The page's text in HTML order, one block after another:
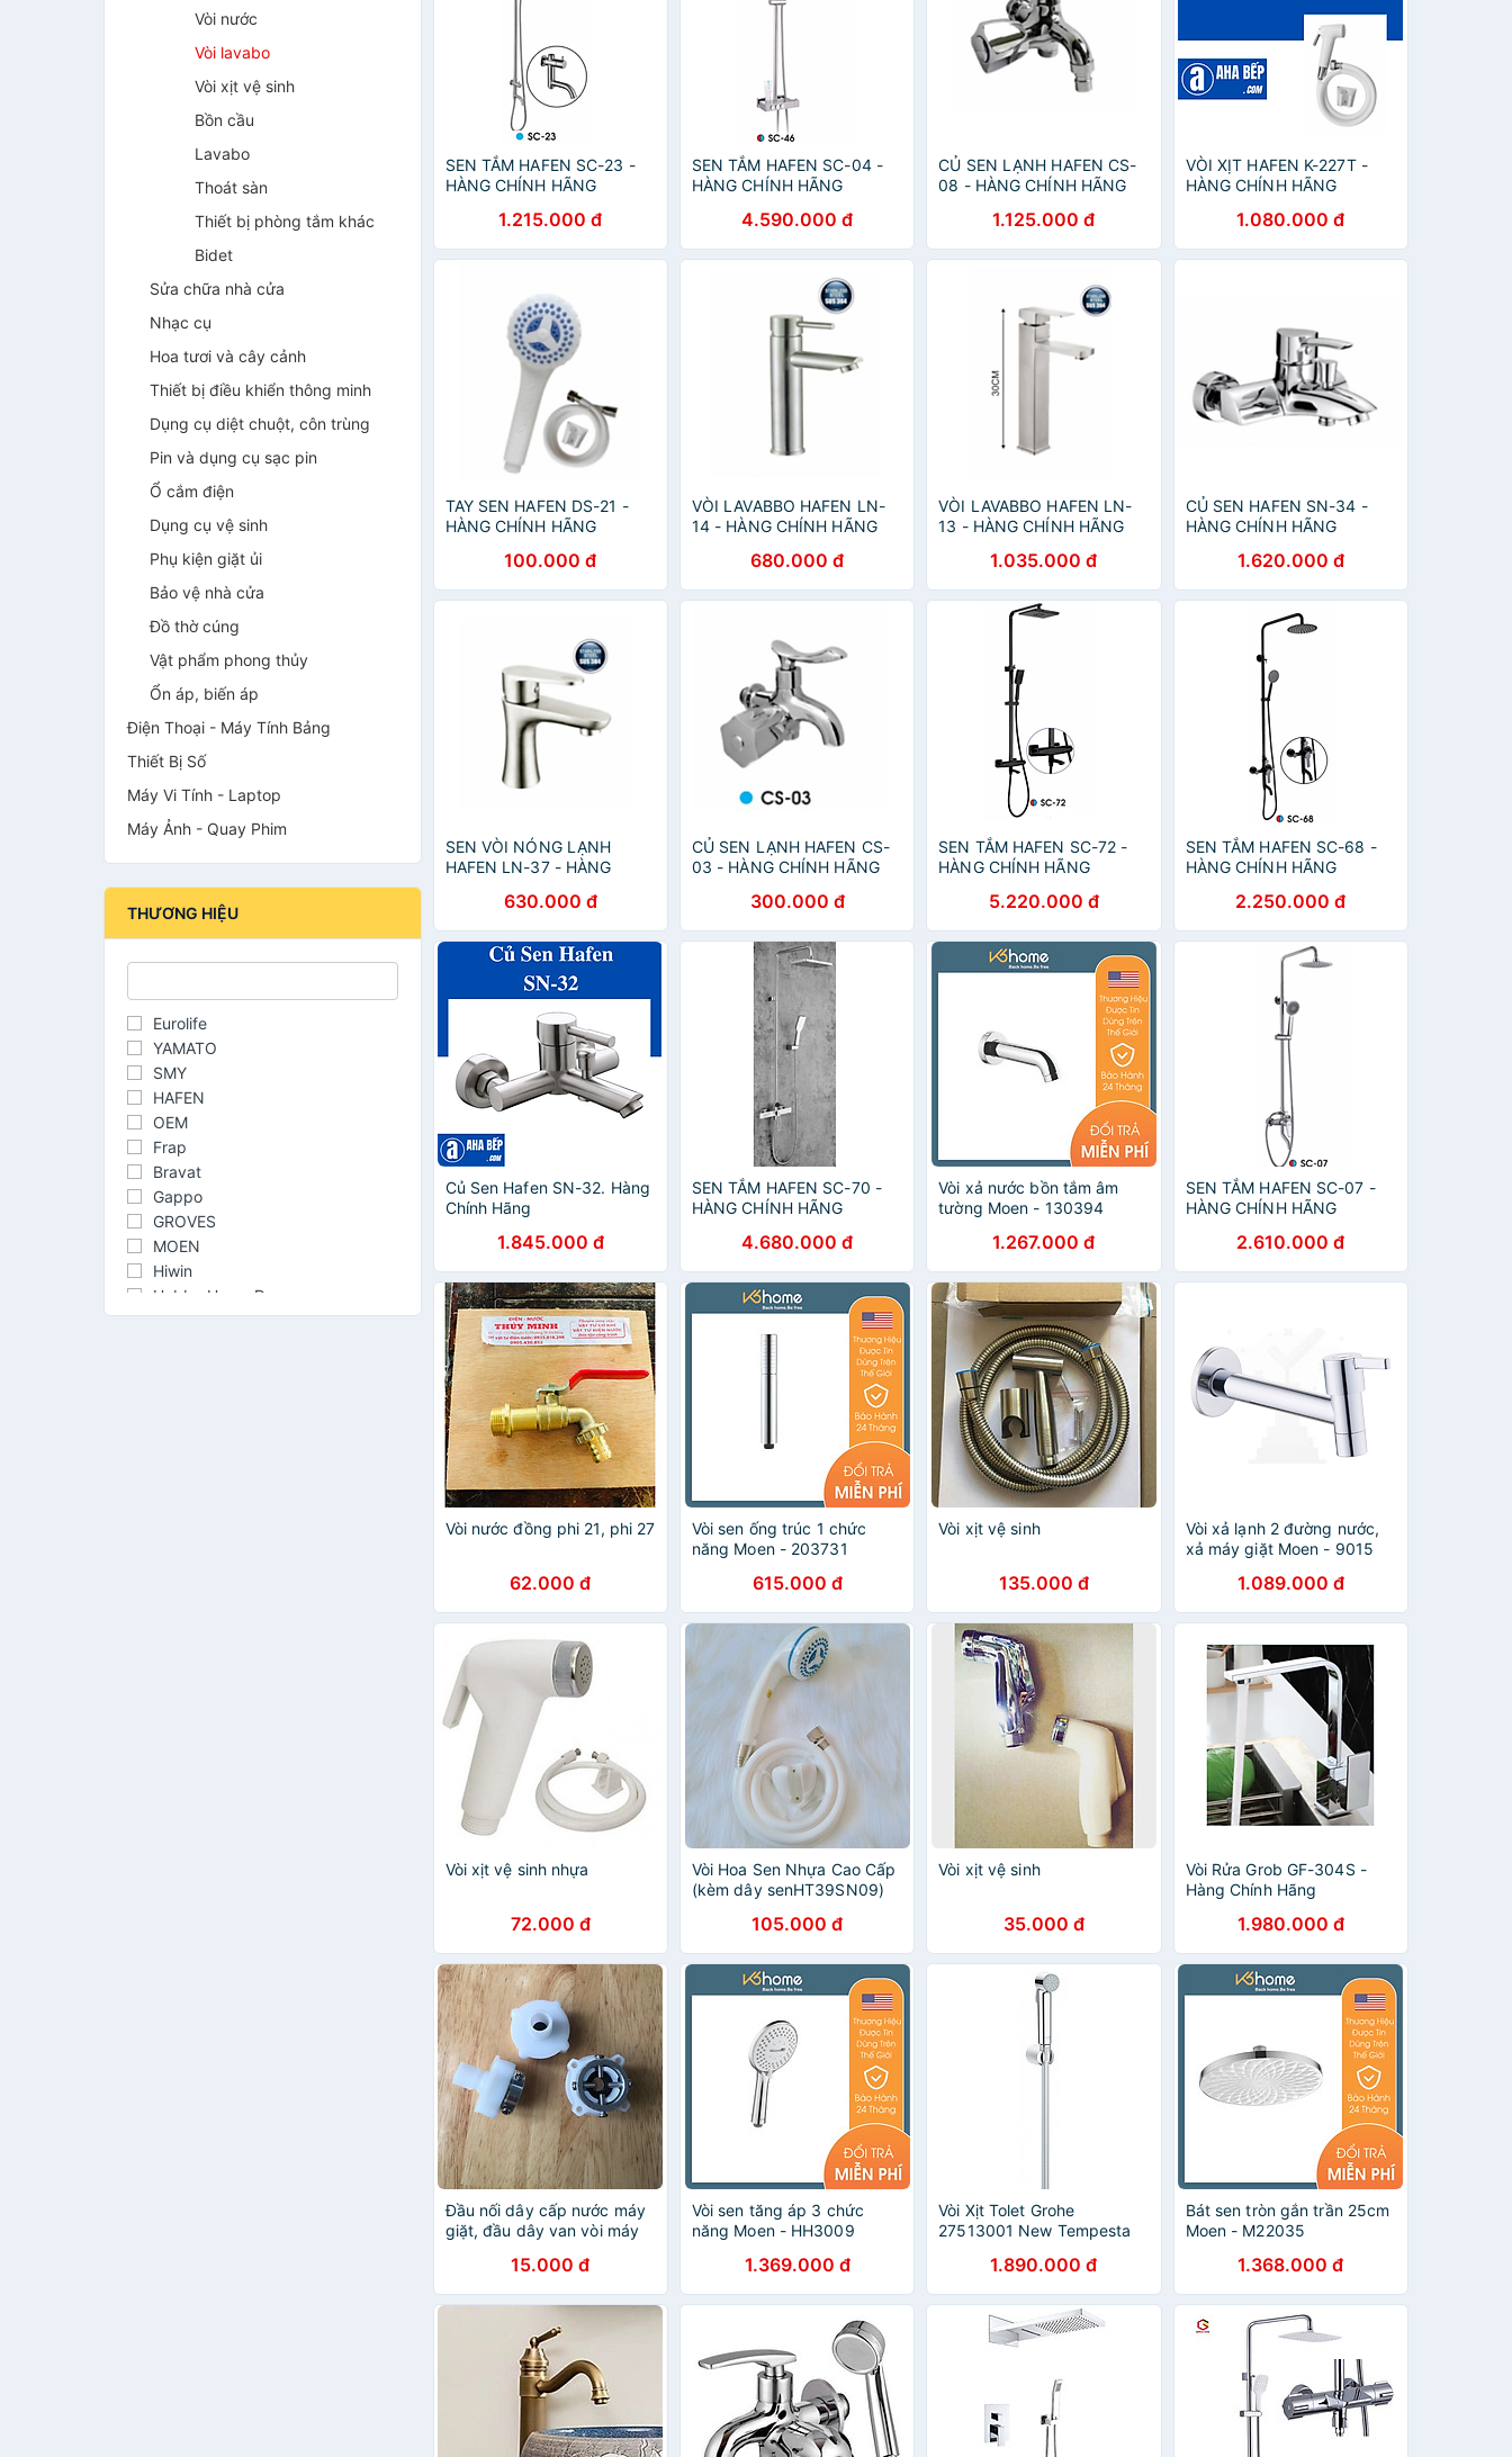
Vòi nước
Vòi lavabo
Vòi xịt vệ sinh
Bồn cầu
Lavabo
Thoát sàn
Thiết bị phòng tắm khác
Bidet
Sửa chữa nhà cửa
Nhạc cụ
Hoa tươi và cây cảnh
Thiết bị điều khiển thông minh
Dụng cụ diệt chuột, côn trùng
Pin và dụng cụ sạc pin
Ổ cắm điện
Dụng cụ vệ sinh
Phụ kiện giặt ủi
Bảo vệ nhà cửa
Đồ thờ cúng
Vật phẩm phong thủy
Ổn áp, biến áp
Điện Thoại - Máy Tính Bảng
Thiết Bị Số
Máy Vi Tính - Laptop
Máy Ảnh - Quay Phim
THƯƠNG HIỆU
Eurolife
YAMATO
SMY
HAFEN
OEM
Frap
Bravat
Gappo
GROVES
MOEN
Hiwin
Hobby Home Decor
KOSKO
SEN TẮM HAFEN SC-23 -
HÀNG CHÍNH HÃNG
1.215.000 đ
SEN TẮM HAFEN SC-04 -
HÀNG CHÍNH HÃNG
4.590.000 đ
CỦ SEN LẠNH HAFEN CS-
08 - HÀNG CHÍNH HÃNG
1.125.000 đ
VÒI XỊT HAFEN K-227T -
HÀNG CHÍNH HÃNG
1.080.000 đ
TAY SEN HAFEN DS-21 -
HÀNG CHÍNH HÃNG
100.000 đ
VÒI LAVABBO HAFEN LN-
14 - HÀNG CHÍNH HÃNG
680.000 đ
VÒI LAVABBO HAFEN LN-
13 - HÀNG CHÍNH HÃNG
1.035.000 đ
CỦ SEN HAFEN SN-34 -
HÀNG CHÍNH HÃNG
1.620.000 đ
SEN VÒI NÓNG LẠNH
HAFEN LN-37 - HÀNG
630.000 đ
CỦ SEN LẠNH HAFEN CS-
03 - HÀNG CHÍNH HÃNG
300.000 đ
SEN TẮM HAFEN SC-72 -
HÀNG CHÍNH HÃNG
5.220.000 đ
SEN TẮM HAFEN SC-68 -
HÀNG CHÍNH HÃNG
2.250.000 đ
Củ Sen Hafen SN-32. Hàng
Chính Hãng
1.845.000 đ
SEN TẮM HAFEN SC-70 -
HÀNG CHÍNH HÃNG
4.680.000 đ
Vòi xả nước bồn tắm âm
tường Moen - 130394
1.267.000 đ
SEN TẮM HAFEN SC-07 -
HÀNG CHÍNH HÃNG
2.610.000 đ
Vòi nước đồng phi 21, phi 27
62.000 đ
Vòi sen ống trúc 1 chức
năng Moen - 203731
615.000 đ
Vòi xịt vệ sinh
135.000 đ
Vòi xả lạnh 2 đường nước,
xả máy giặt Moen - 9015
1.089.000 đ
Vòi xịt vệ sinh nhựa
72.000 đ
Vòi Hoa Sen Nhựa Cao Cấp
(kèm dây senHT39SN09)
105.000 đ
Vòi xịt vệ sinh
35.000 đ
Vòi Rửa Grob GF-304S -
Hàng Chính Hãng
1.980.000 đ
Đầu nối dây cấp nước máy
giặt, đầu dây van vòi máy
15.000 đ
Vòi sen tăng áp 3 chức
năng Moen - HH3009
1.369.000 đ
Vòi Xịt Tolet Grohe
27513001 New Tempesta
1.890.000 đ
Bát sen tròn gắn trần 25cm
Moen - M22035
1.368.000 đ